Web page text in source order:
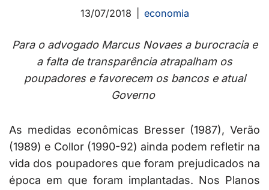
13/07/2018 economia
Para o advogado Marcus Novaes a burocracia e
a falta de transparência atrapalham os
poupadores e favorecem os bancos e atual
Governo
As medidas econômicas Bresser (1987), Verão
(1989) e Collor (1990-92) ainda podem refletir na
vida dos poupadores que foram prejudicados na
época em que foram implantadas. Nos Planos